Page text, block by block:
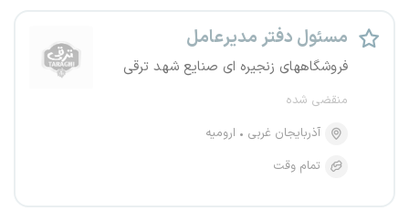
مسئول دفتر مدیرعامل
فروشگاههای زنجیره ای صنایع شهد ترقی
منقضی شده
آذربایجان غربی
ارومیه
تمام وقت